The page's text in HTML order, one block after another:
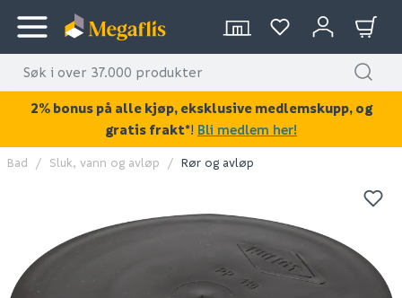
KAN DISSE VÆRE AV INTERESSE?
Bad Sluk, vann og avløp Rør og avløp
2% bonus på alle kjøp, eksklusive medlemskupp, og
gratis frakt*! Bli medlem her!